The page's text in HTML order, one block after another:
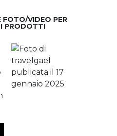
FOTO/VIDEO PER
I PRODOTTI